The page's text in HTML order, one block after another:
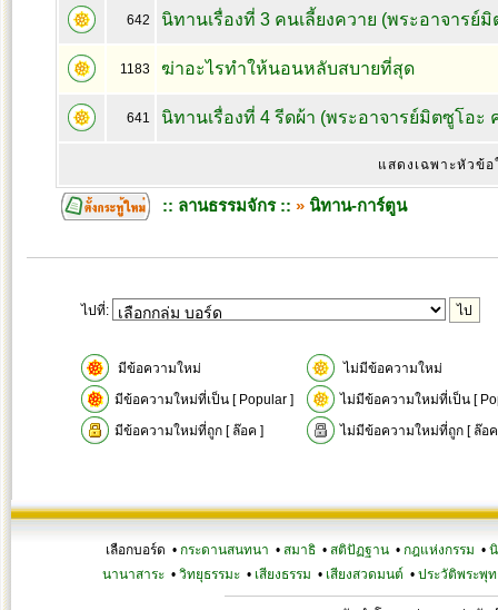
642 นิทานเรื่องที่ 3 คนเลี้ยงควาย (พระอาจารย์มิ
1183 ฆ่าอะไรทำให้นอนหลับสบายที่สุด
641 นิทานเรื่องที่ 4 รีดผ้า (พระอาจารย์มิตซูโอะ
แสดงเฉพาะหัวข้อ
:: ลานธรรมจักร :: » นิทาน-การ์ตูน
ไปที่:
มีข้อความใหม่
ไม่มีข้อความใหม่
มีข้อความใหม่ที่เป็น [ Popular ]
ไม่มีข้อความใหม่ที่เป็น [
มีข้อความใหม่ที่ถูก [ ล๊อค ]
ไม่มีข้อความใหม่ที่ถูก [ ล๊อ
เลือกบอร์ด • กระดานสนทนา • สมาธิ • สติปัฏฐาน • กฎแห่งกรรม •
นานาสาระ• วิทยุธรรมะ• เสียงธรรม • เสียงสวดมนต์ • ประวัติพระพุท